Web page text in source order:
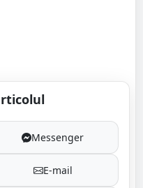
Messenger
E-mail